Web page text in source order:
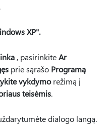
XP".
, pasirinkiteAr
prie sąrašo Programą
vykdymorežimą į
teisėmis.
dialogo langą.